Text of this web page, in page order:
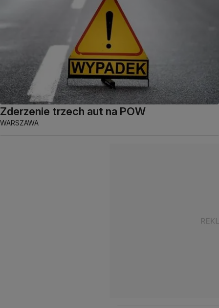
Zderzenie trzech aut na POW
WARSZAWA